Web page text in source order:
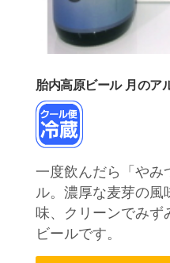
胎内高原ビール 月の
一度飲んだら「やみ
ル。濃厚な麦芽の
味、クリーンでみず
ビールです。